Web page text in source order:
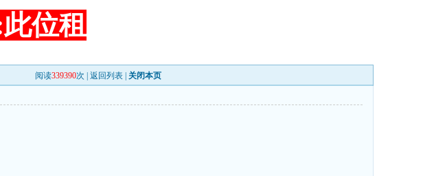
位租
阅读339390次 | 返回列表 关闭本页